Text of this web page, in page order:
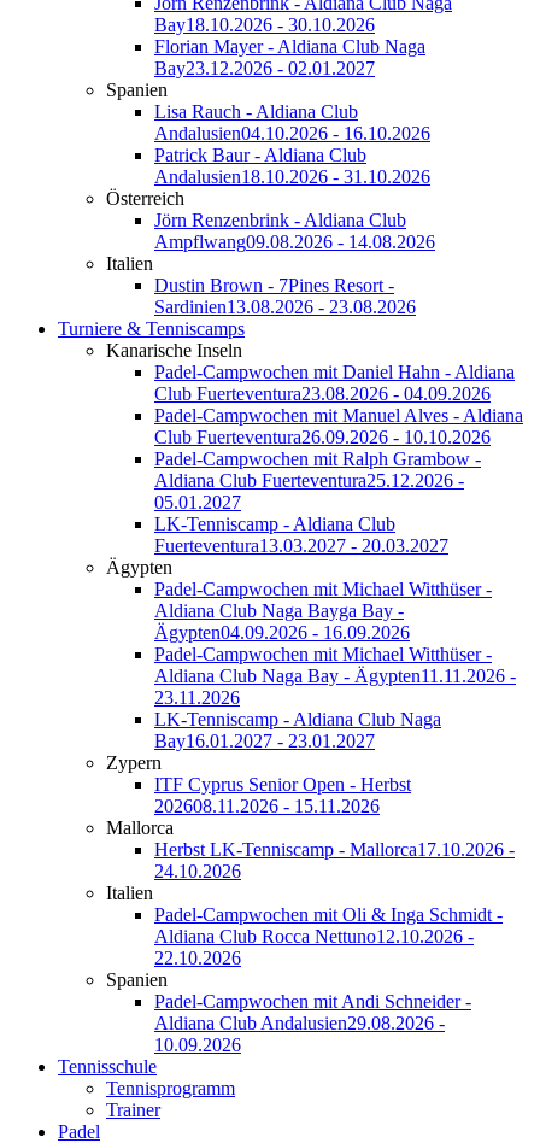
Bay18.10.2026 - 30.10.2026
Florian Mayer - Aldiana Club Naga
Bay23.12.2026 - 02.01.2027
Spanien
Lisa Rauch - Aldiana Club
Andalusien04.10.2026 - 16.10.2026
Patrick Baur - Aldiana Club
Andalusien18.10.2026 - 31.10.2026
Österreich
Jörn Renzenbrink - Aldiana Club
Ampflwang09.08.2026 - 14.08.2026
Italien
Dustin Brown - 7Pines Resort -
Sardinien13.08.2026 - 23.08.2026
Turniere & Tenniscamps
Kanarische Inseln
Padel-Campwochen mit Daniel Hahn - Aldiana
Club Fuerteventura23.08.2026 - 04.09.2026
Padel-Campwochen mit Manuel Alves - Aldiana
Club Fuerteventura26.09.2026 - 10.10.2026
Padel-Campwochen mit Ralph Grambow -
Aldiana Club Fuerteventura25.12.2026 -
05.01.2027
LK-Tenniscamp - Aldiana Club
Fuerteventura13.03.2027 - 20.03.2027
Ägypten
Padel-Campwochen mit Michael Witthüser -
Aldiana Club Naga Bayga Bay -
Ägypten04.09.2026 - 16.09.2026
Padel-Campwochen mit Michael Witthüser -
Aldiana Club Naga Bay - Ägypten11.11.2026 -
23.11.2026
LK-Tenniscamp - Aldiana Club Naga
Bay16.01.2027 - 23.01.2027
Zypern
ITF Cyprus Senior Open - Herbst
202608.11.2026 - 15.11.2026
Mallorca
Herbst LK-Tenniscamp - Mallorca17.10.2026 -
24.10.2026
Italien
Padel-Campwochen mit Oli & Inga Schmidt -
Aldiana Club Rocca Nettuno12.10.2026 -
22.10.2026
Spanien
Padel-Campwochen mit Andi Schneider -
Aldiana Club Andalusien29.08.2026 -
10.09.2026
Tennisschule
Tennisprogramm
Trainer
Padel